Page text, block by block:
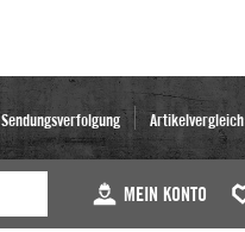
Sendungsverfolgung Artikelvergleich
MEIN KONTO